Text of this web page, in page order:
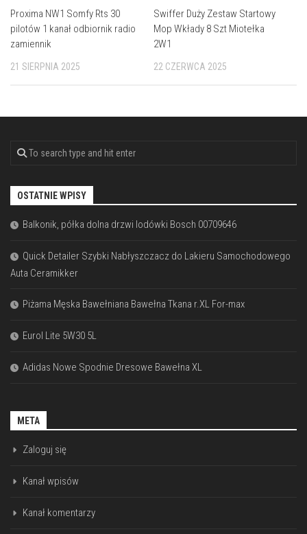
Proxima NW1 Somfy Rts 30
pilotów 1 kanał odbiornik radio
zamiennik
21 SIERPNIA 2025
Swiffer Duży Zestaw Startowy
Mop Wkłady 8 Szt Miotełka
2W1
22 CZERWCA 2025
OSTATNIE WPISY
Balkonik, półka dolna drzwi lodówki Bosch 00709646
Quick Detailer Szybki Nabłyszczacz do Lakieru Samochodowego
Auta Ceramikker
Piżama Męska Bawełniana Bawełna Tkana r.XL For-max
Eurol Lite 5W30 5L
Adidas Nowe Spodnie Dresowe Bawełna XL
META
Zaloguj się
Kanał wpisów
Kanał komentarzy